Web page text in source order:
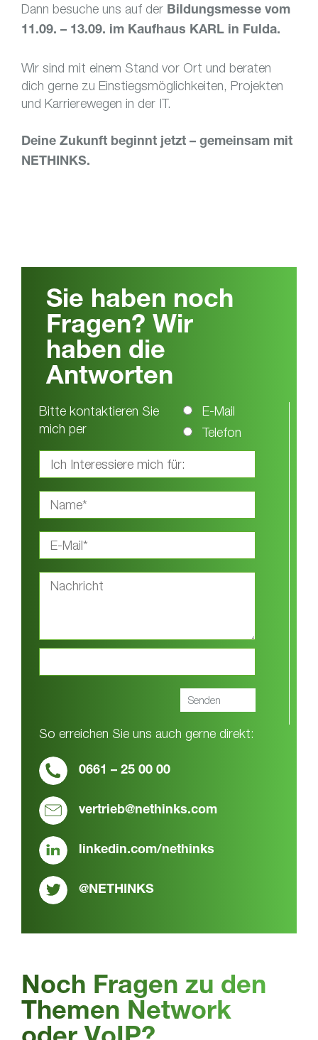
Dann besuche uns auf der Bildungsmesse vom
11.09. – 13.09. im Kaufhaus KARL in Fulda.
Wir sind mit einem Stand vor Ort und beraten
dich gerne zu Einstiegsmöglichkeiten, Projekten
und Karrierewegen in der IT.
Deine Zukunft beginnt jetzt – gemeinsam mit
NETHINKS.
Sie haben noch
Fragen? Wir
haben die
Antworten
Bitte kontaktieren Sie
mich per
E-Mail
Telefon
So erreichen Sie uns auch gerne direkt:
0661 – 25 00 00
vertrieb@nethinks.com
linkedin.com/nethinks
@NETHINKS
Noch Fragen zu den
Themen Network